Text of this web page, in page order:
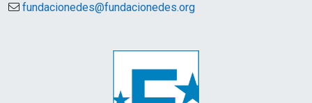
fundacionedes@fundacionedes.org